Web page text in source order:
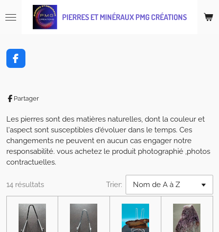
au
PIERRES ET MINÉRAUX PMG CRÉATIONS
F
a
b
k
Partager
Les pierres sont des matières naturelles, dont la couleur et
l'aspect sont susceptibles d'évoluer dans le temps. Ces
changements ne peuvent en aucun cas engager notre
responsabilité. vous achetez le produit photographié ,photos
contractuelles.
14 résultats Trier: